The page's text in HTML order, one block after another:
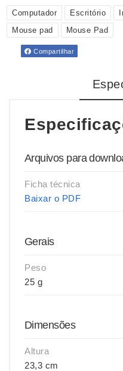
Computador Escritório
Mouse pad
Mouse Pad
Compartilhar
Arquivos para
Ficha técnica
Baixar o PDF
Gerais
Peso
25 g
Dimensões
Altura
23,3 cm